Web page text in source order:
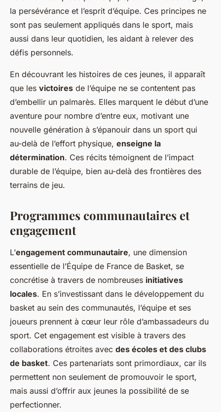
la persévérance et l’esprit d’équipe. Ces principes ne
sont pas seulement appliqués dans le sport, mais
aussi dans leur quotidien, les aidant à relever des
défis personnels.
En découvrant les histoires de ces jeunes, il apparaît
que les victoires de l’équipe ne se contentent pas
d’embellir un palmarès. Elles marquent le début d’une
aventure pour nombre d’entre eux, motivant une
nouvelle génération à s’épanouir dans un sport qui
au-delà de l’effort physique, enseigne la
détermination. Ces récits témoignent de l’impact
durable de l’équipe, bien au-delà des frontières des
terrains de jeu.
Programmes communautaires et
engagement
L’engagement communautaire, une dimension
essentielle de l’Équipe de France de Basket, se
concrétise à travers de nombreuses initiatives
locales. En s’investissant dans le développement du
basket au sein des communautés, l’équipe et ses
joueurs prennent à cœur leur rôle d’ambassadeurs du
sport. Cet engagement est visible à travers des
collaborations étroites avec des écoles et des clubs
de basket. Ces partenariats sont primordiaux, car ils
permettent non seulement de promouvoir le sport,
mais aussi d’offrir aux jeunes la possibilité de se
perfectionner.